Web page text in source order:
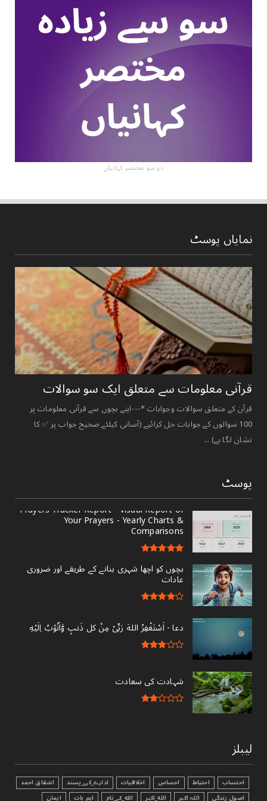
دو سو مختصر کہانیاں
نمایاں پوسٹ
قرآنی ‏معلومات ‏سے ‏متعلق ‏ایک ‏سو ‏سوالات ‏
قرآن کے متعلق سوالات وجوابات *---اپنے بچوں سے قرآنی معلومات پر
100 سوالوں کے جوابات حل کرائیے (آسانی کیلئے صحیح جواب پر ✅ کا
نشان لگا ہے) ...
پوسٹ
Prayers Tracker Report - Visual Report of
Your Prayers - Yearly Charts &
Comparisons
بچوں کو اچھا شہری بنانے کے طریقے اور ضروری
عادات
دعا - ‎اَسْتَغْفِرُ اللهَ رَبِّىْ مِنْ کل ذَنبٍ وَّاَتُوْبُ اِلَيْهِ
شہادت کی سعادت
لیبلز
احتساب احتیاط احساس اخلاقیات ادارے_کی_پسند
اشفاق احمد
اصول زندگی
اللہ اکبر الله_اکبر الله_کے_نام اہم بات ایمان